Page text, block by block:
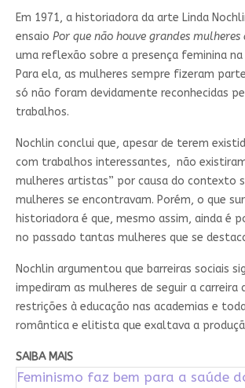
Em 1971, a historiadora da arte Linda
ensaio Por que não houve grandes mulheres
uma reflexão sobre a presença feminina na
Para ela, as mulheres sempre fizeram
só não foram devidamente reconhecidas
trabalhos.
Nochlin conclui que, apesar de terem
com trabalhos interessantes, não
mulheres artistas” por causa do contexto
mulheres se encontravam. Porém, o que
historiadora é que, mesmo assim, ainda é
no passado tantas mulheres que se
Nochlin argumentou que barreiras sociais
impediram as mulheres de seguir a carreira
restrições à educação nas academias e
romântica e elitista que exaltava a
SAIBA MAIS
Feminismo faz bem para a saúde